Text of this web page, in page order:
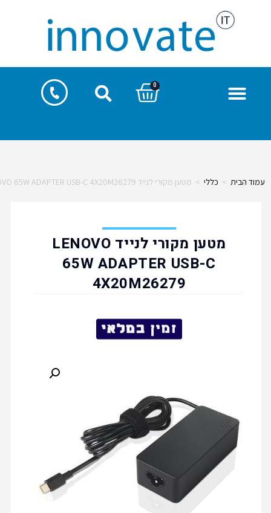
הבית > כללי > מטען מקורי לנייד LENOVO 65W ADAPTER USB-C 4X20M26279
מטען מקורי לנייד LENOVO
65W ADAPTER USB-C
4X20M26279